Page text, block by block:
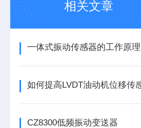
相关文章
CZ8300低频振动变送器